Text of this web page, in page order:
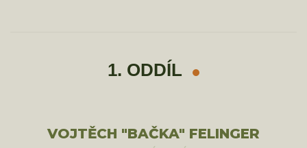
1. ODDÍL
VOJTĚCH "BAČKA" FELINGER